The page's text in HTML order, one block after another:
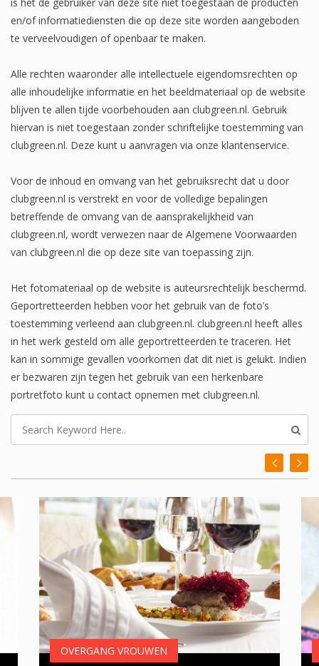
en/of informatiediensten die op deze site worden aangeboden
te verveelvoudigen of openbaar te maken.
Alle rechten waaronder alle intellectuele eigendomsrechten op
alle inhoudelijke informatie en het beeldmateriaal op de website
blijven te allen tijde voorbehouden aan clubgreen.nl. Gebruik
hiervan is niet toegestaan zonder schriftelijke toestemming van
clubgreen.nl. Deze kunt u aanvragen via onze klantenservice.
Voor de inhoud en omvang van het gebruiksrecht dat u door
clubgreen.nl is verstrekt en voor de volledige bepalingen
betreffende de omvang van de aansprakelijkheid van
clubgreen.nl, wordt verwezen naar de Algemene Voorwaarden
van clubgreen.nl die op deze site van toepassing zijn.
Het fotomateriaal op de website is auteursrechtelijk beschermd.
Geportretteerden hebben voor het gebruik van de foto’s
toestemming verleend aan clubgreen.nl. clubgreen.nl heeft alles
in het werk gesteld om alle geportretteerden te traceren. Het
kan in sommige gevallen voorkomen dat dit niet is gelukt. Indien
er bezwaren zijn tegen het gebruik van een herkenbare
portretfoto kunt u contact opnemen met clubgreen.nl.
OVERGANG VROUWEN